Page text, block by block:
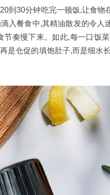
到30分钟吃完一顿饭,让食物
入餐食中,其精油散发的令人
节奏慢下来。如此,每一口饭
是仓促的填饱肚子,而是细水